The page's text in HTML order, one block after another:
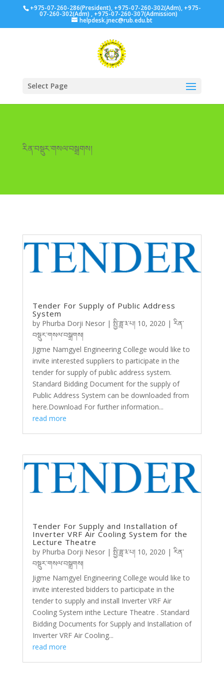
+975-07-260-286(President), +975-07-260-302(Adm), +975-
07-260-302(Adm) , +975-07-260-307(Admission)
helpdesk.jnec@rub.edu.bt
Select Page
རིན་བསྡུར་གསལ་བསྒྲགས།
Tender For Supply of Public Address
System
by Phurba Dorji Nesor| སྤྱི་ཟླ་༣་པ། 10, 2020 | རིན་
བསྡུར་གསལ་བསྒྲགས།
Jigme Namgyel Engineering College would like to
invite interested suppliers to participate in the
tender for supply of public address system.
Standard Bidding Document for the supply of
Public Address System can be downloaded from
here.Download For further information...
read more
Tender For Supply and Installation of
Inverter VRF Air Cooling System for the
Lecture Theatre
by Phurba Dorji Nesor| སྤྱི་ཟླ་༣་པ། 10, 2020 | རིན་
བསྡུར་གསལ་བསྒྲགས།
Jigme Namgyel Engineering College would like to
invite interested bidders to participate in the
tender to supply and install Inverter VRF Air
Cooling System inthe Lecture Theatre . Standard
Bidding Documents for Supply and Installation of
Inverter VRF Air Cooling...
read more